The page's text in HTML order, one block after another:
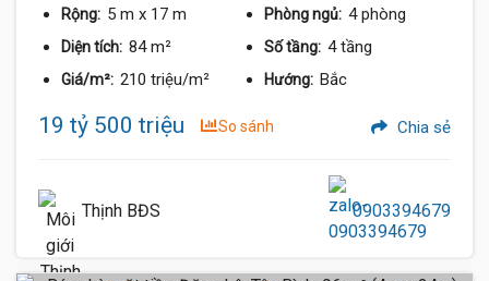
Rộng: 5 m x 17 m Phòng ngủ: 4 phòng
Diện tích: 84 m² Số tầng: 4 tầng
Giá/m²: 210 triệu/m² Hướng: Bắc
19 tỷ 500 triệu So sánh Chia sẻ
Thịnh BĐS 0903394679